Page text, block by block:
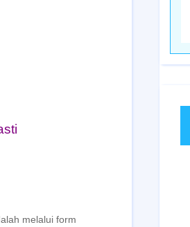
melalui form